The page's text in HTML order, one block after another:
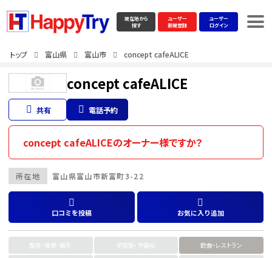
現在地から
探す
ユーザー
新規登録
ユーザー
ログイン
トップ 富山県 富山市 concept cafeALICE
concept cafeALICE
共有 電話予約
concept cafeALICEのオーナー様ですか？
所在地 富山県富山市新富町3-22
口コミを投稿 お気に入り追加
整体・接骨・鍼灸 学習塾・予備校
飲食・レストラン